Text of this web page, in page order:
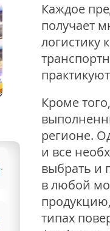
Каждое
получает
Кроме
регионе.
и все
выбрать и
в любой
типах